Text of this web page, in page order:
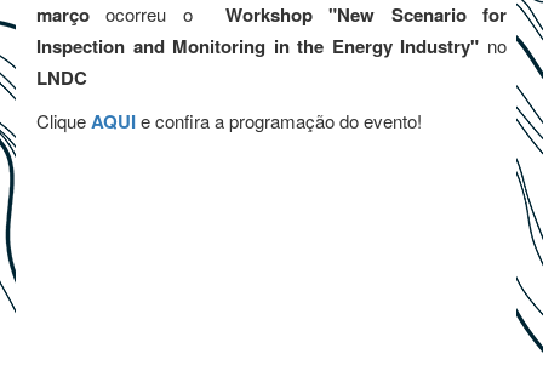
março ocorreu o
Workshop "New Scenario for
Inspection and Monitoring in the Energy Industry" no
LNDC
CliqueAQUIe confira a programação do evento!